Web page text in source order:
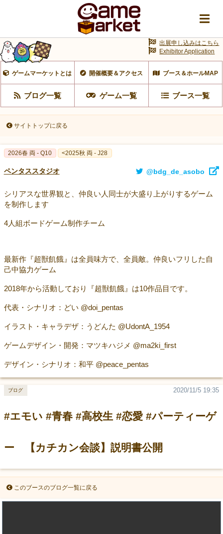
ゲームマーケットとは 開催概要＆アクセス ブース＆ホールMAP
ブログ一覧 ゲーム一覧 ブース一覧
出展申し込みはこちら
Exhibitor Application
サイトトップに戻る
2026春 両 - Q10 <2025秋 両 - J28
ペンタススタジオ @bdg_de_asobo
シリアスな世界観と、仲良い人同士が大盛り上がりするゲーム
を制作します
4人組ボードゲーム制作チーム
最新作『超獣飢餓』は全員味方で、全員敵。仲良いフリした自
己中協力ゲーム
2018年から活動しており『超獣飢餓』は10作品目です。
代表・シナリオ：どい @doi_pentas
イラスト・キャラデザ：うどんた @UdontA_1954
ゲームデザイン・開発：マツキハジメ @ma2ki_first
デザイン・シナリオ：和平 @peace_pentas
#エモい #青春 #高校生 #恋愛 #パーティーゲ
ー 【カチカン会談】説明書公開
2020/11/5 19:35
ブログ
このブースのブログ一覧に戻る